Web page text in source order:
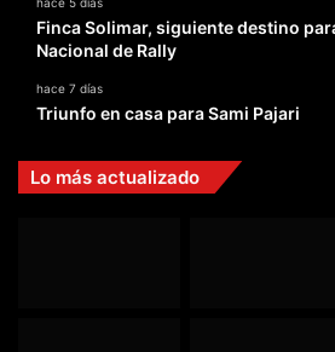
Finca Solimar, siguiente destino
Nacional de Rally
hace 7 días
Triunfo en casa para Sami Pajari
Lo más actualizado